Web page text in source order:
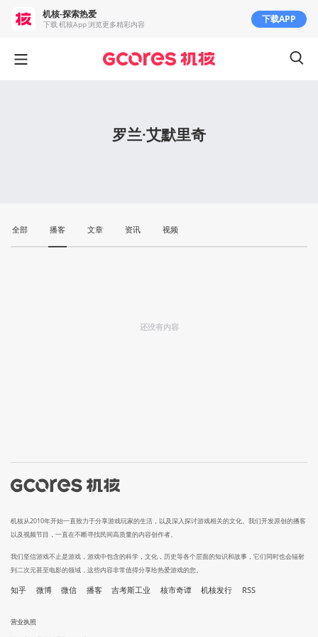
罗兰·艾默里奇
全部 播客 文章 资讯 视频
还没有内容
机核从2010年开始一直致力于分享游戏玩家的生活，以及深入探讨游戏相关的文化。我们开发原创的播客
以及视频节目，一直在不断寻找民间高质量的内容创作者。
我们坚信游戏不止是游戏，游戏中包含的科学，文化，历史等各个层面的知识和故事，它们同时也会辐射
到二次元甚至电影的领域，这些内容非常值得分享给热爱游戏的您。
知乎 微博 微信 播客 吉考斯工业 核市奇谭 机核发行 RSS
营业执照
机核-探索热爱
下载 机核App 浏览更多精彩内容 下载APP